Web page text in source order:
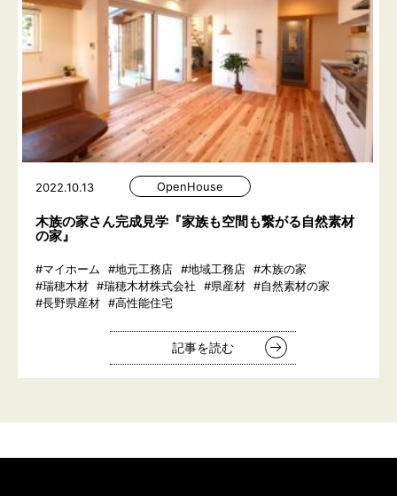
2022.10.13 OpenHouse
木族の家さん完成見学『家族も空間も繋がる自然素材
の家』
#マイホーム #地元工務店 #地域工務店 #木族の家
#瑞穂木材 #瑞穂木材株式会社 #県産材 #自然素材の家
#長野県産材 #高性能住宅
記事を読む